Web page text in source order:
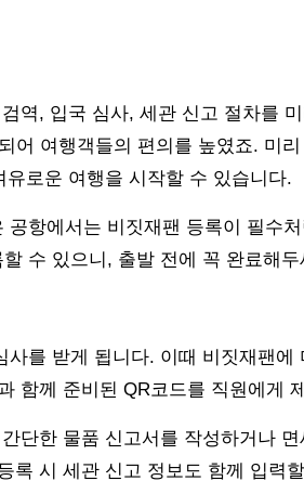
역, 입국 심사, 세관 신고 절차를
어 여행객들의 편의를 높였죠. 미
로운 여행을 시작할 수 있습니다.
항에서는 비짓재팬 등록이 필수
수 있으니, 출발 전에 꼭 완료해두
를 받게 됩니다. 이때 비짓재팬에
함께 준비된 QR코드를 직원에게
단한 물품 신고서를 작성하거나
록 시 세관 신고 정보도 함께 입력